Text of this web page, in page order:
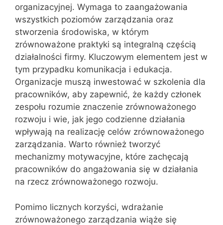
organizacyjnej. Wymaga to zaangażowania
wszystkich poziomów zarządzania oraz
stworzenia środowiska, w którym
zrównoważone praktyki są integralną częścią
działalności firmy. Kluczowym elementem jest w
tym przypadku komunikacja i edukacja.
Organizacje muszą inwestować w szkolenia dla
pracowników, aby zapewnić, że każdy członek
zespołu rozumie znaczenie zrównoważonego
rozwoju i wie, jak jego codzienne działania
wpływają na realizację celów zrównoważonego
zarządzania. Warto również tworzyć
mechanizmy motywacyjne, które zachęcają
pracowników do angażowania się w działania
na rzecz zrównoważonego rozwoju.
Pomimo licznych korzyści, wdrażanie
zrównoważonego zarządzania wiąże się